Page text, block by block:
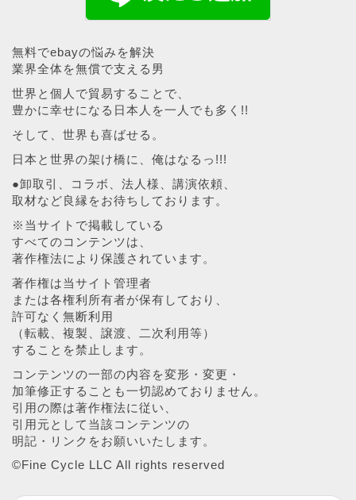
無料でebayの悩みを解決
業界全体を無償で支える男
世界と個人で貿易することで、
豊かに幸せになる日本人を一人でも多く!!
そして、世界も喜ばせる。
日本と世界の架け橋に、俺はなるっ!!!
●卸取引、コラボ、法人様、講演依頼、
取材など良縁をお待ちしております。
※当サイトで掲載している
すべてのコンテンツは、
著作権法により保護されています。
著作権は当サイト管理者
または各権利所有者が保有しており、
許可なく無断利用
（転載、複製、譲渡、二次利用等）
することを禁止します。
コンテンツの一部の内容を変形・変更・
加筆修正することも一切認めておりません。
引用の際は著作権法に従い、
引用元として当該コンテンツの
明記・リンクをお願いいたします。
©︎Fine Cycle LLC All rights reserved